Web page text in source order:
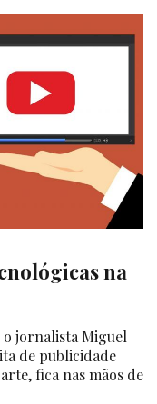
na
jornalista Miguel
de publicidade
fica nas mãos de